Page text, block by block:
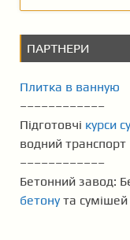
ПАРТНЕРИ
Плитка в ванную
––––––––––––
Підготовчі курси
водний транспорт
––––––––––––
Бетонний завод:
бетону та сумішей